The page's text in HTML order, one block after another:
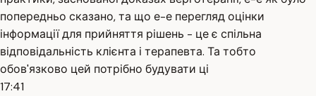
попередньо сказано, та що е-е перегляд оцінки
інформації для прийняття рішень - це є спільна
відповідальність клієнта і терапевта. Та тобто
обов'язково цей потрібно будувати ці
17:41